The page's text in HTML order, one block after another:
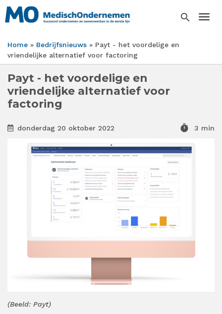
Overslaan
en
inhoud
gaan
search
Kruimelpad
Home Bedrijfsnieuws
Payt - het voordelige en
vriendelijke alternatief voor factoring
Payt - het voordelige en
vriendelijke alternatief voor
factoring
donderdag 20 oktober 2022 timer 3 min
(Beeld: Payt)